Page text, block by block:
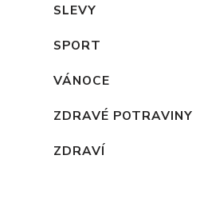
SLEVY
SPORT
VÁNOCE
ZDRAVÉ POTRAVINY
ZDRAVÍ